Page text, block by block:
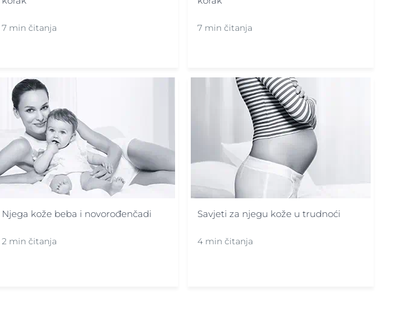
7 min čitanja 7 min čitanja
Njega kože beba i novorođenčadi
2 min čitanja
Savjeti za njegu kože u trudnoći
4 min čitanja